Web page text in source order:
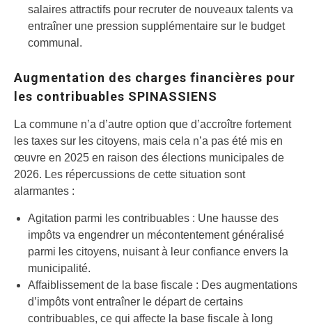
salaires attractifs pour recruter de nouveaux talents va
entraîner une pression supplémentaire sur le budget
communal.
Augmentation des charges financières pour
les contribuables SPINASSIENS
La commune n’a d’autre option que d’accroître fortement
les taxes sur les citoyens, mais cela n’a pas été mis en
œuvre en 2025 en raison des élections municipales de
2026. Les répercussions de cette situation sont
alarmantes :
Agitation parmi les contribuables : Une hausse des
impôts va engendrer un mécontentement généralisé
parmi les citoyens, nuisant à leur confiance envers la
municipalité.
Affaiblissement de la base fiscale : Des augmentations
d’impôts vont entraîner le départ de certains
contribuables, ce qui affecte la base fiscale à long